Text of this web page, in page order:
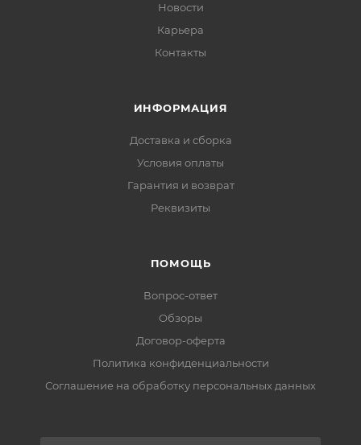
Новости
Карьера
Контакты
ИНФОРМАЦИЯ
Доставка и сборка
Условия оплаты
Гарантия и возврат
Реквизиты
ПОМОЩЬ
Вопрос-ответ
Обзоры
Договор-оферта
Политика конфиденциальности
Соглашение на обработку персональных данных